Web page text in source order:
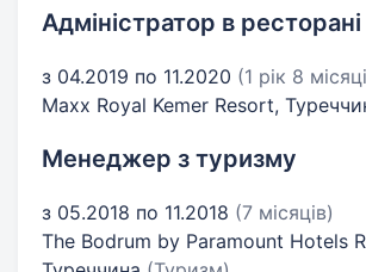
Адміністратор в ресторані
з 04.2019 по 11.2020 (1 рік 8
Maxx Royal Kemer Resort,
Менеджер з туризму
з 05.2018 по 11.2018 (7 місяців)
The Bodrum by Paramount Hotels